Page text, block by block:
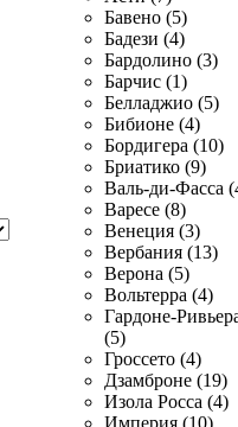
Бавено (5)
Бадези (4)
Бардолино (3)
Барчис (1)
Белладжио (5)
Бибионе (4)
Бордигера (10)
Бриатико (9)
Валь-ди-Фасса
Варесе (8)
Венеция (3)
Вербания (13)
Верона (5)
Вольтерра (4)
Гардоне-
(5)
Гроссето (4)
Дзамброне (19)
Изола Росса (4)
Империя (10)